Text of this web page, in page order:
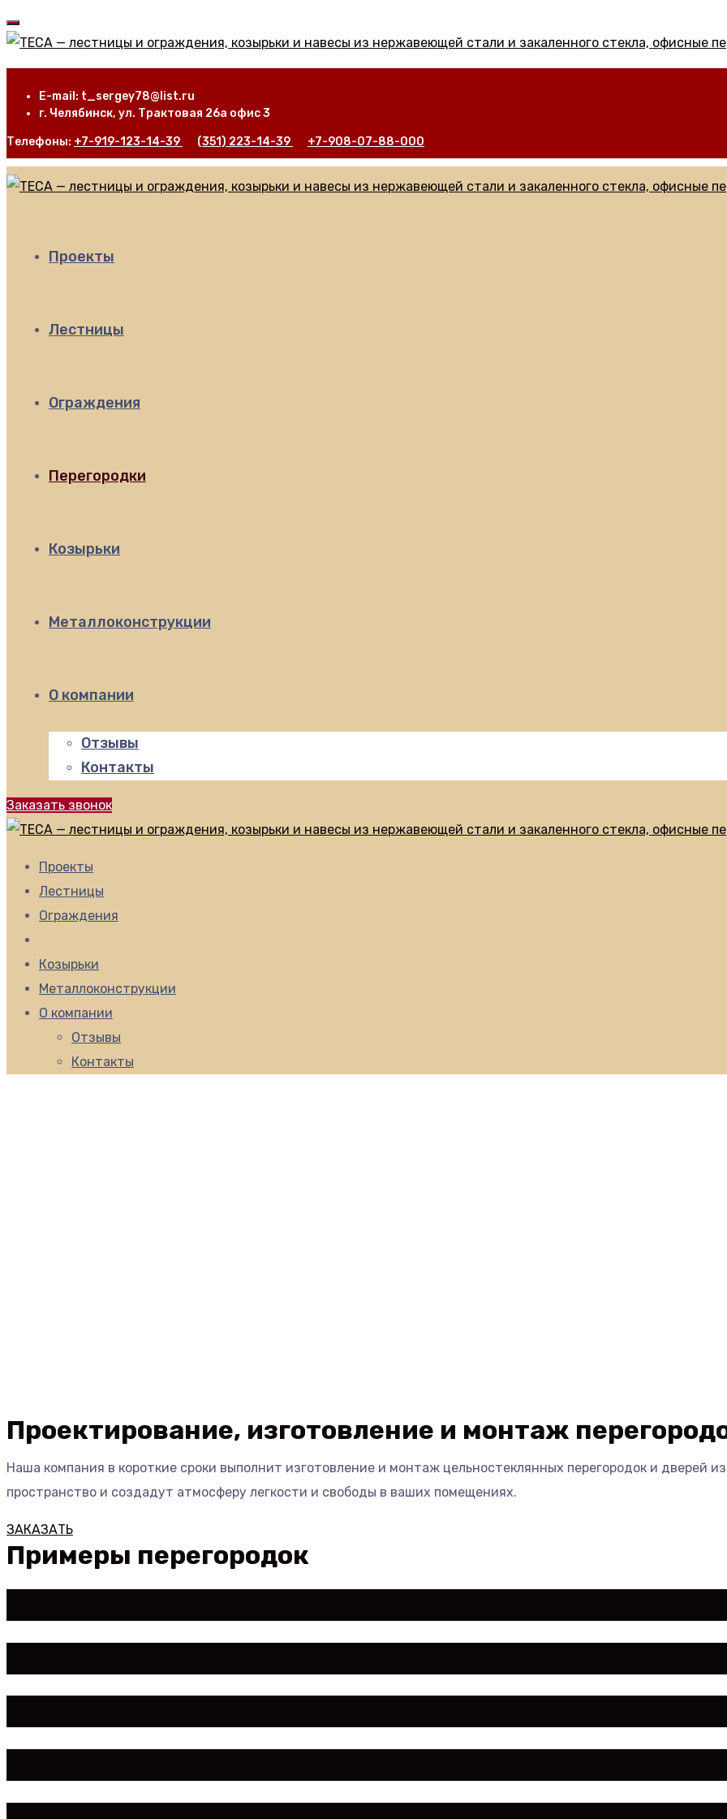
E-mail: t_sergey78@list.ru
г. Челябинск, ул. Трактовая 26а офис 3
Телефоны: +7-919-123-14-39 (351) 223-14-39 +7-908-07-88-000
Проекты
Лестницы
Ограждения
Перегородки
Козырьки
Металлоконструкции
О компании
Отзывы
Контакты
Заказать звонок
Проекты
Лестницы
Ограждения
Козырьки
Металлоконструкции
О компании
Отзывы
Контакты
Проектирование, изготовление и монтаж
Наша компания в короткие сроки выполнит изготовление и монтаж цельностеклянных перегородок и дверей
пространство и создадут атмосферу легкости и свободы в ваших помещениях.
ЗАКАЗАТЬ
Примеры перегородок